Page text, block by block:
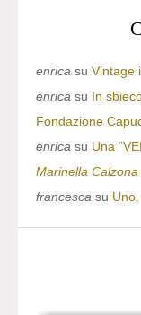
enrica su Vintage
enrica su In
Fondazione
enrica su Una
Marinella Calzona
francesca su